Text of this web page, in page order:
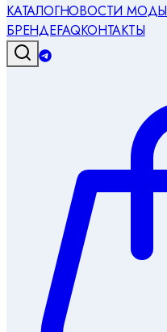
КАТАЛОГНОВОСТИ МОДЫ
БРЕНДЕFAQКОНТАКТЫ